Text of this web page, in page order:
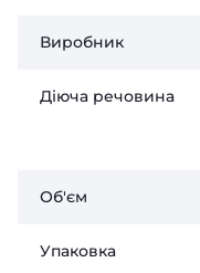
Виробник
Діюча речовина
Об'єм
Упаковка